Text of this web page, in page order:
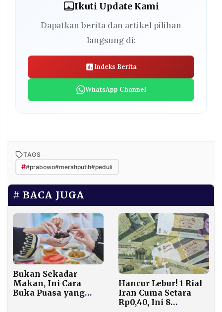
Ikuti Update Kami
Dapatkan berita dan artikel pilihan
langsung di:
Indeks Berita
WhatsApp Channel
TAGS
##prabowo#merahputih#peduli
BACA JUGA
Bukan Sekadar
Makan, Ini Cara
Buka Puasa yang
Hancur Lebur! 1 Rial
Iran Cuma Setara
Rp0,40, Ini 8